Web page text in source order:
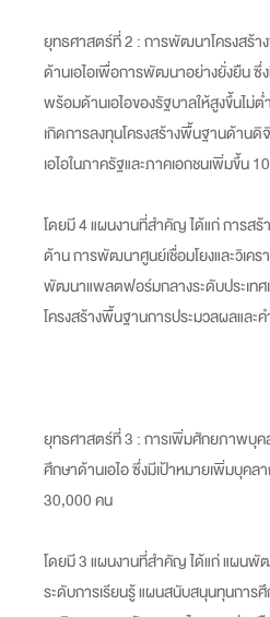
ยุทธศาสตร์ที่ 2 : การพัฒนาโครงสร้า
ด้านเอไอเพื่อการพัฒนาอย่างยั่งยืน ซึ่
พร้อมด้านเอไอของรัฐบาลให้สูงขึ้นไม่
เกิดการลงทุนโครงสร้างพื้นฐานด้าน
เอไอในภาครัฐและภาคเอกชนเพิ่มขึ้น
โดยมี 4 แผนงานที่สำคัญ ได้แก่ การสร้
ด้าน การพัฒนาศูนย์เชื่อมโยงและวิเค
พัฒนาแพลตฟอร์มกลางระดับประเท
โครงสร้างพื้นฐานการประมวลผลและ
ยุทธศาสตร์ที่ 3 : การเพิ่มศักยภาพบุ
ศึกษาด้านเอไอ ซึ่งมีเป้าหมายเพิ่มบุคล
30,000 คน
โดยมี 3 แผนงานที่สำคัญ ได้แก่ แผนพั
ระดับการเรียนรู้ แผนสนับสนุนทุนกา